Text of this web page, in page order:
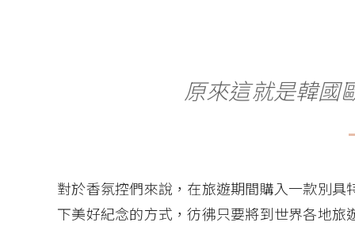
原來這就是韓國
對於香氛控們來說，在旅遊期間購入一款別
下美好紀念的方式，彷彿只要將到世界各地